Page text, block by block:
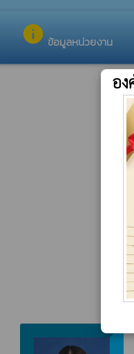
info ข้อมูลหน่วยงาน
อ